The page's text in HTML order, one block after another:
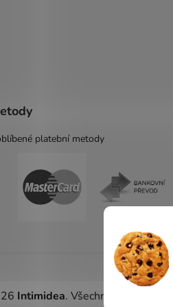
platební metody
Intimidea. Všechna práva